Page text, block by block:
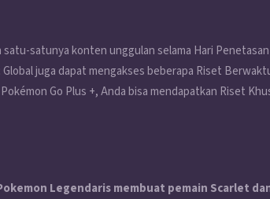
satu-satunya konten unggulan selama Hari
Global juga dapat mengakses beberapa Riset
Go Plus +, Anda bisa mendapatkan Riset
Legendaris membuat pemain Scarlet